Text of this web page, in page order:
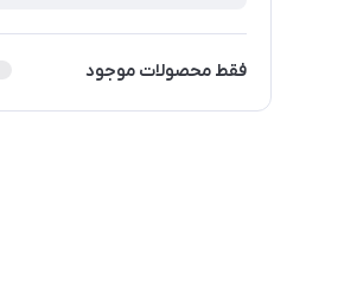
فقط محصولات موجود